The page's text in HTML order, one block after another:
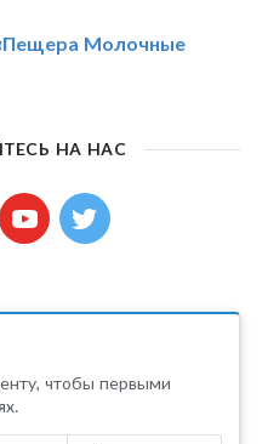
Молочные
НА НАС
чтобы первыми